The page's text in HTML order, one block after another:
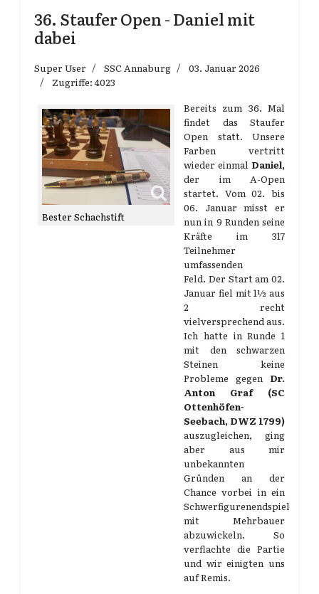
36. Staufer Open - Daniel mit
dabei
Super User SSC Annaburg
03. Januar 2026
Zugriffe: 4023
Bester Schachstift
Bereits zum 36. Mal
findet das Staufer
Open statt. Unsere
Farben vertritt
wieder einmal Daniel,
der im A-Open
startet. Vom 02. bis
06. Januar misst er
nun in 9 Runden seine
Kräfte im 317
Teilnehmer
umfassenden
Feld. Der Start am 02.
Januar fiel mit 1½ aus
2 recht
vielversprechend aus.
Ich hatte in Runde 1
mit den schwarzen
Steinen keine
Probleme gegen Dr.
Anton Graf (SC
Ottenhöfen-
Seebach, DWZ 1799)
auszugleichen, ging
aber aus mir
unbekannten
Gründen an der
Chance vorbei in ein
Schwerfigurenendspiel
mit Mehrbauer
abzuwickeln. So
verflachte die Partie
und wir einigten uns
auf Remis.